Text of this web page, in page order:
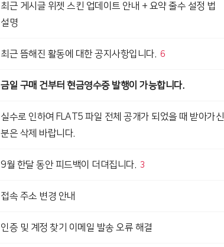
최근 게시글 위젯 스킨 업데이트 안내 + 요약 줄수 설정 법
설명
최근 뜸해진 활동에 대한 공지사항입니다. 6
금일 구매 건부터 현금영수증 발행이 가능합니다.
실수로 인하여 FLAT5 파일 전체 공개가 되었을 때 받아가신
분은 삭제 바랍니다.
9월 한달 동안 피드백이 더뎌집니다. 3
접속 주소 변경 안내
인증 및 계정 찾기 이메일 발송 오류 해결